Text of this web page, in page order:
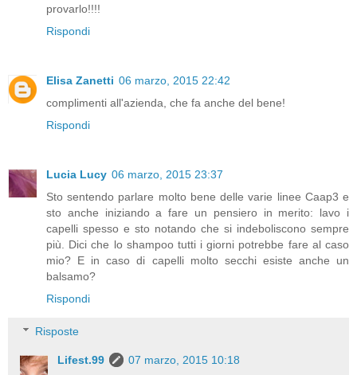
provarlo!!!!
Rispondi
Elisa Zanetti 06 marzo, 2015 22:42
complimenti all'azienda, che fa anche del bene!
Rispondi
Lucia Lucy 06 marzo, 2015 23:37
Sto sentendo parlare molto bene delle varie linee Caap3 e
sto anche iniziando a fare un pensiero in merito: lavo i
capelli spesso e sto notando che si indeboliscono sempre
più. Dici che lo shampoo tutti i giorni potrebbe fare al caso
mio? E in caso di capelli molto secchi esiste anche un
balsamo?
Rispondi
Risposte
Lifest.99
07 marzo, 2015 10:18